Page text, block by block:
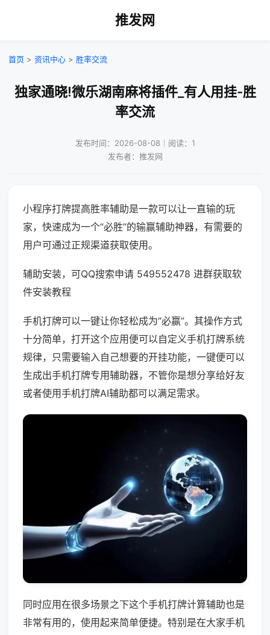
推发网
首页 > 资讯中心 > 胜率交流
独家通晓!微乐湖南麻将插件_有人用挂-胜
率交流
发布时间：2026-08-08｜阅读：1
发布者：推发网
小程序打牌提高胜率辅助是一款可以让一直输的玩
家，快速成为一个“必胜”的输赢辅助神器，有需要的
用户可通过正规渠道获取使用。
辅助安装，可QQ搜索申请 549552478 进群获取软
件安装教程
手机打牌可以一键让你轻松成为“必赢”。其操作方式
十分简单，打开这个应用便可以自定义手机打牌系统
规律，只需要输入自己想要的开挂功能，一键便可以
生成出手机打牌专用辅助器，不管你是想分享给好友
或者使用手机打牌AI辅助都可以满足需求。
同时应用在很多场景之下这个手机打牌计算辅助也是
非常有用的，使用起来简单便捷。特别是在大家手机